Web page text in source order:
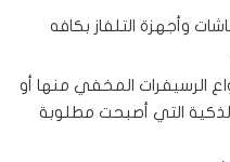
وأجهزة التلفاز بكافه
الرسيفرات المخفي منها أو
التي أصبحت مطلوبة